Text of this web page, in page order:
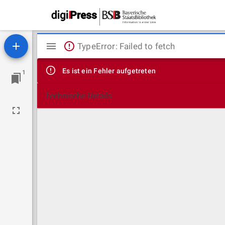
1
Mirador
Viewer
TypeError: Failed to fetch
Es ist ein Fehler aufgetreten
Technische Details